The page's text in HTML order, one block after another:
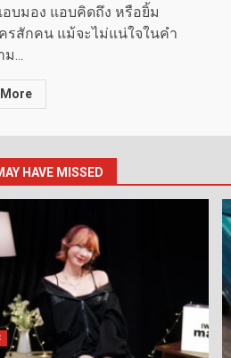
อบมอง แอบคิดถึง หรือยิ้ม
ครสักคน แม้จะไม่แน่ใจในคำ
...
More
HAVE MISSED